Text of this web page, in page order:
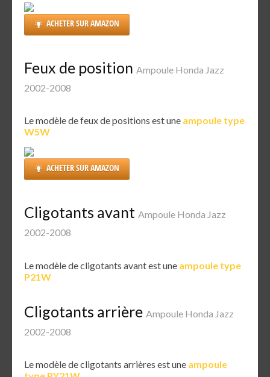
ACHETER SUR AMAZON
Feux de position Ampoule Honda Jazz
2002-2008
Le modèle de feux de positions est une ampoule type
W5W
ACHETER SUR AMAZON
Cligotants avant Ampoule Honda Jazz
2002-2008
Le modèle de cligotants avant est une ampoule type
P21W
Cligotants arrière Ampoule Honda Jazz
2002-2008
Le modèle de cligotants arrières est une ampoule